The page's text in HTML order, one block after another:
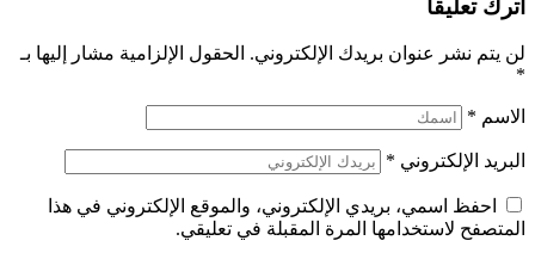
اترك تعليقاً
لن يتم نشر عنوان بريدك الإلكتروني. الحقول الإلزامية مشار إليها بـ
*
الاسم *
البريد الإلكتروني *
احفظ اسمي، بريدي الإلكتروني، والموقع الإلكتروني في هذا
المتصفح لاستخدامها المرة المقبلة في تعليقي.